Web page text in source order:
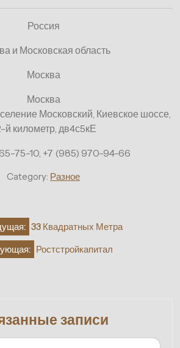
Россия
и Московская область
Москва
Москва
Московский, Киевское шоссе,
й километр, дв4с5кЕ
75-10, +7 (985) 970-94-66
Category: Разное
33 Квадратных Метра
Ростстройкапитал
записи